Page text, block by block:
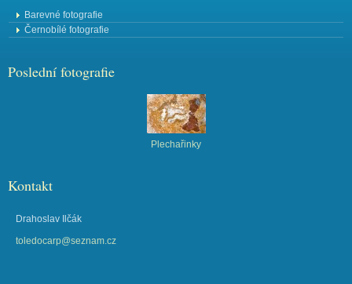
Barevné fotografie
Černobílé fotografie
Poslední fotografie
Plechařinky
Kontakt
Drahoslav Ilčák
toledocarp@seznam.cz